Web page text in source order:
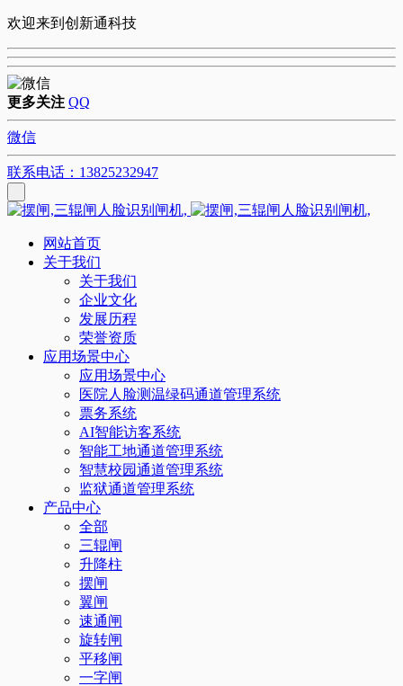
欢迎来到创新通科技
更多关注 QQ
微信
联系电话：13825232947
网站首页
关于我们
关于我们
企业文化
发展历程
荣誉资质
应用场景中心
应用场景中心
医院人脸测温绿码通道管理系统
票务系统
AI智能访客系统
智能工地通道管理系统
智慧校园通道管理系统
监狱通道管理系统
产品中心
全部
三辊闸
升降柱
摆闸
翼闸
速通闸
旋转闸
平移闸
一字闸